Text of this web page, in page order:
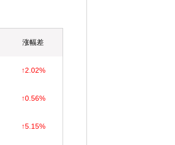
涨幅差
↑2.02%
↑0.56%
↑5.15%